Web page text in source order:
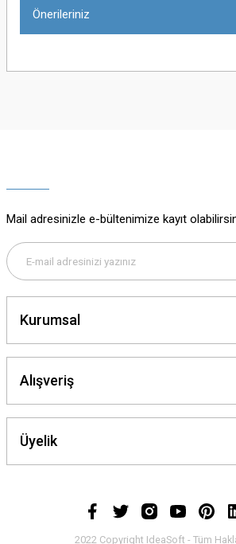
Önerileriniz
Ürün açıklamasında eksik bilgiler bulunuyor.
Ürün bilgilerinde hatalar bulunuyor.
Bu ürüne benzer farklı alternatifler olmalı.
Mail adresinizle e-bültenimize kayıt
Kurumsal
Alışveriş
Üyelik
2022 Copyright IdeaSoft - Tüm